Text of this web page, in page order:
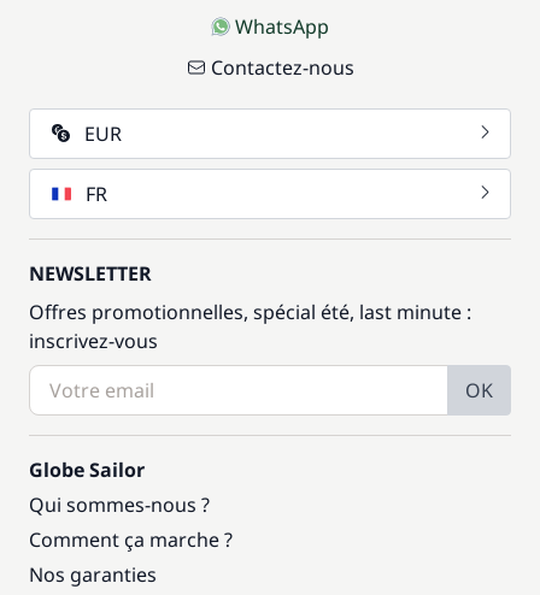
WhatsApp
Contactez-nous
EUR
FR
NEWSLETTER
Offres promotionnelles, spécial été, last minute :
inscrivez-vous
OK
Globe Sailor
Qui sommes-nous ?
Comment ça marche ?
Nos garanties